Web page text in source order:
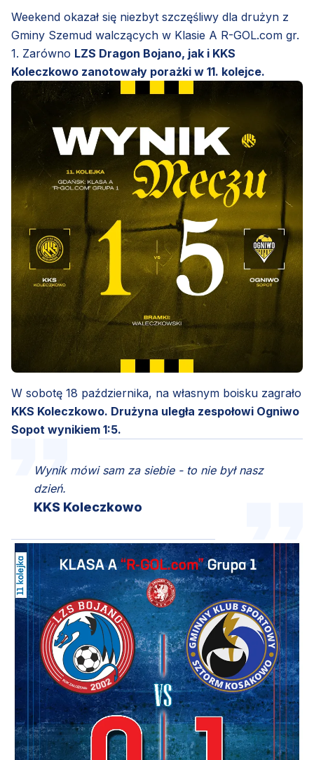
Weekend okazał się niezbyt szczęśliwy dla drużyn z
Gminy Szemud walczących w Klasie A R-GOL.com gr.
1. Zarówno LZS Dragon Bojano, jak i KKS
Koleczkowo zanotowały porażki w 11. kolejce.
W sobotę 18 października, na własnym boisku zagrało
KKS Koleczkowo. Drużyna uległa zespołowi Ogniwo
Sopot wynikiem 1:5.
Wynik mówi sam za siebie - to nie był nasz
dzień.
KKS Koleczkowo